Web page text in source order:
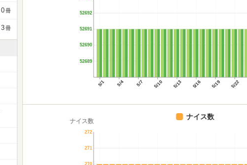
5/1 5/4 5/7 5/10 5/13 5/16 5/19 5/22
52689
52690
52691
52692
271
272
ナイス数
ナイス数
0冊
3冊